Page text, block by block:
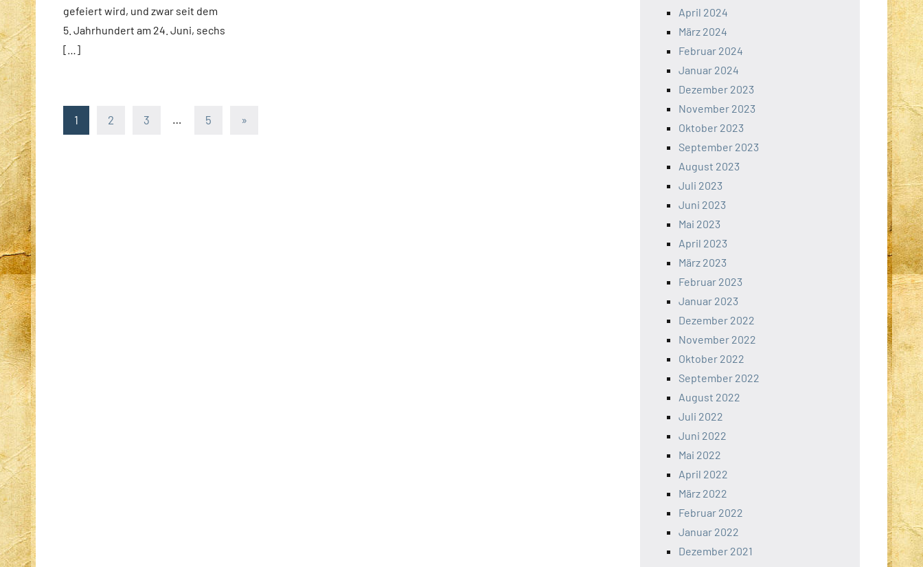
gefeiert wird, und zwar seit dem
5. Jahrhundert am 24. Juni, sechs
[…]
Seitennummerierung
1 2 3 … 5
Nächste
»
April 2024
März 2024
Februar 2024
Januar 2024
Dezember 2023
November 2023
Oktober 2023
September 2023
August 2023
Juli 2023
Juni 2023
Mai 2023
April 2023
März 2023
Februar 2023
Januar 2023
Dezember 2022
November 2022
Oktober 2022
September 2022
August 2022
Juli 2022
Juni 2022
Mai 2022
April 2022
März 2022
Februar 2022
Januar 2022
Dezember 2021